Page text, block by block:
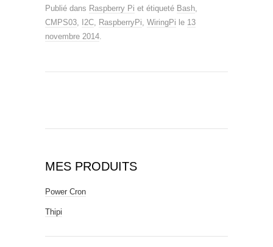
Publié dans Raspberry Pi et étiqueté Bash,
CMPS03, I2C, RaspberryPi, WiringPi le 13
novembre 2014.
MES PRODUITS
Power Cron
Thipi